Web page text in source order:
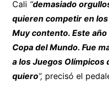
Cali “demasiado
quieren competir en
Muy contento. Este
Copa del Mundo. Fue
a los Juegos Olímpicos
quiero”, precisó el